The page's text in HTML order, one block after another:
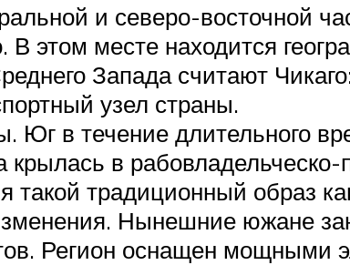
и северо-восточной
этом месте находится
Запада считают
узел страны.
в течение длительного
в рабовладельческо-
такой традиционный образ
Нынешние южане
Регион оснащен мощными